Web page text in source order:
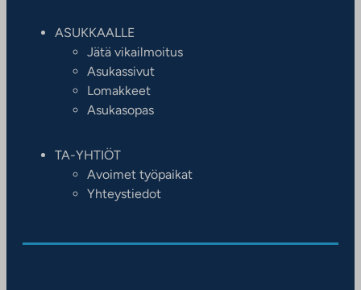
ASUKKAALLE
Jätä vikailmoitus
Asukassivut
Lomakkeet
Asukasopas
TA-YHTIÖT
Avoimet työpaikat
Yhteystiedot